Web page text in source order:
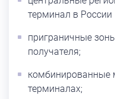
терминал в
приграничные
получателя;
комбинированные
терминалах;